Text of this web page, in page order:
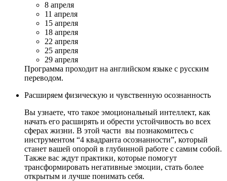
8 апреля
11 апреля
15 апреля
18 апреля
22 апреля
25 апреля
29 апреля
Программа проходит на английском языке с русским
переводом.
Расширяем физическую и чувственную осознанность
Вы узнаете, что такое эмоциональный интеллект, как
начать его расширять и обрести устойчивость во всех
сферах жизни. В этой части вы познакомитесь с
инструментом “4 квадранта осознанности”, который
станет вашей опорой в глубинной работе с самим собой.
Также вас ждут практики, которые помогут
трансформировать негативные эмоции, стать более
открытым и лучше понимать себя.